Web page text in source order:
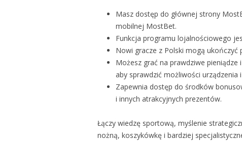
Masz dostęp do głównej strony
mobilnej MostBet.
Funkcja programu lojalnościowego
Nowi gracze z Polski mogą
Możesz grać na prawdziwe
aby sprawdzić możliwości
Zapewnia dostęp do środków
i innych atrakcyjnych prezentów.
Łączy wiedzę sportową, myślenie
nożną, koszykówkę i bardziej